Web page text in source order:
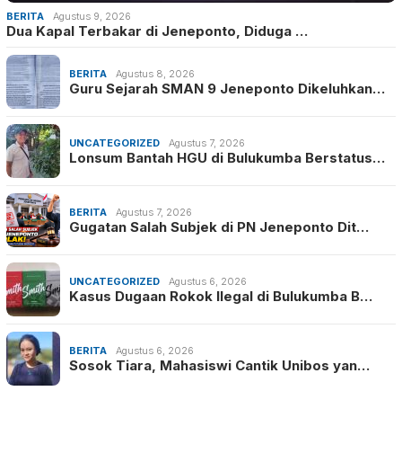
BERITA Agustus 9, 2026
Dua Kapal Terbakar di Jeneponto, Diduga …
BERITA Agustus 8, 2026
Guru Sejarah SMAN 9 Jeneponto Dikeluhkan…
UNCATEGORIZED Agustus 7, 2026
Lonsum Bantah HGU di Bulukumba Berstatus…
BERITA Agustus 7, 2026
Gugatan Salah Subjek di PN Jeneponto Dit…
UNCATEGORIZED Agustus 6, 2026
Kasus Dugaan Rokok Ilegal di Bulukumba B…
BERITA Agustus 6, 2026
Sosok Tiara, Mahasiswi Cantik Unibos yan…